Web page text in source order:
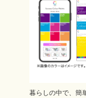
暮らしの中で、簡